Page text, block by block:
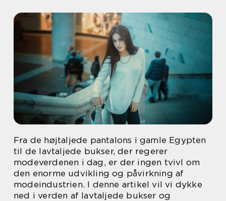
Fra de højtaljede pantalons i gamle Egypten
til de lavtaljede bukser, der regerer
modeverdenen i dag, er der ingen tvivl om
den enorme udvikling og påvirkning af
modeindustrien. I denne artikel vil vi dykke
ned i verden af lavtaljede bukser og